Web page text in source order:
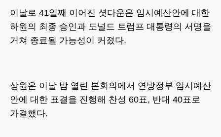
이날로 41일째 이어진 셧다운은 임시예산안에 대한
하원의 최종 승인과 도널드 트럼프 대통령의 서명을
거쳐 종료될 가능성이 커졌다.
상원은 이날 밤 열린 본회의에서 연방정부 임시예산
안에 대한 표결을 진행해 찬성 60표, 반대 40표로
가결했다.